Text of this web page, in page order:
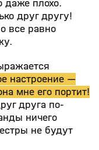
даже плохо.
друг другу!
все равно
настроение —
мне его портит!
друга по-
ничего
не будут